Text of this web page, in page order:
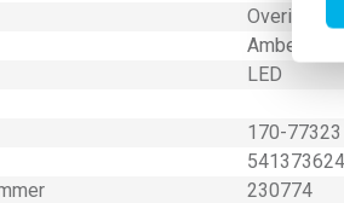
Overig
Amber
LED
170-77323
230774